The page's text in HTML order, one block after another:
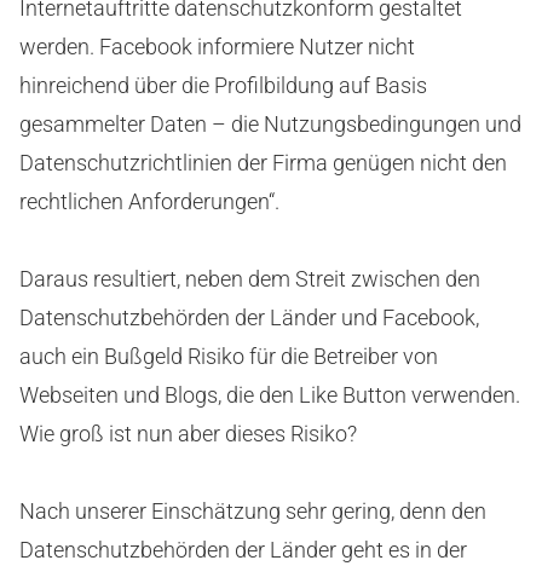
Internetauftritte datenschutzkonform gestaltet
werden. Facebook informiere Nutzer nicht
hinreichend über die Profilbildung auf Basis
gesammelter Daten – die Nutzungsbedingungen und
Datenschutzrichtlinien der Firma genügen nicht den
rechtlichen Anforderungen“.
Daraus resultiert, neben dem Streit zwischen den
Datenschutzbehörden der Länder und Facebook,
auch ein Bußgeld Risiko für die Betreiber von
Webseiten und Blogs, die den Like Button verwenden.
Wie groß ist nun aber dieses Risiko?
Nach unserer Einschätzung sehr gering, denn den
Datenschutzbehörden der Länder geht es in der